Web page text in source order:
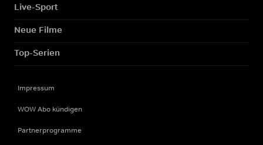
Live-Sport
Neue Filme
Top-Serien
Impressum
WOW Abo kündigen
Partnerprogramme